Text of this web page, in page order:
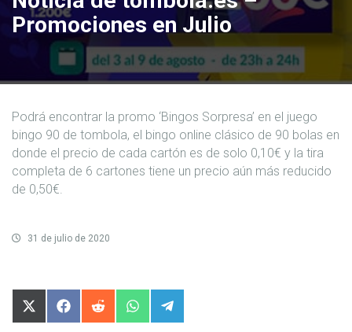
Promociones en Julio
Podrá encontrar la promo ‘Bingos Sorpresa’ en el juego
bingo 90 de tombola, el bingo online clásico de 90 bolas en
donde el precio de cada cartón es de solo 0,10€ y la tira
completa de 6 cartones tiene un precio aún más reducido
de 0,50€.
31 de julio de 2020
Compartir
en
Compartir
en
Compartir
en
Compartir
en
Compartir
en